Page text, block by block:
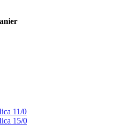
11/0
15/0